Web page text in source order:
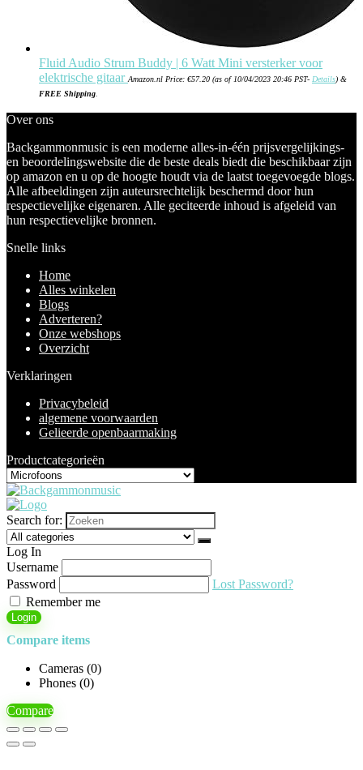
Fluid Audio Strum Buddy | 6 Watt Mini versterker voor
elektrische gitaar Amazon.nl Price: €57.20 (as of 10/04/2023 20:46 PST- Details) &
FREE Shipping
Over ons
Backgammonmusic is een moderne alles-in-één prijsvergelijkings-
en beoordelingswebsite die de beste deals biedt die beschikbaar zijn
op amazon en u op de hoogte houdt via de laatst toegevoegde blogs.
Alle afbeeldingen zijn auteursrechtelijk beschermd door hun
respectievelijke eigenaren. Alle geciteerde inhoud is afgeleid van
hun respectievelijke bronnen.
Snelle links
Home
Alles winkelen
Blogs
Adverteren?
Onze webshops
Overzicht
Verklaringen
Privacybeleid
algemene voorwaarden
Gelieerde openbaarmaking
Productcategorieën
Search for:
Log In
Username
Password
Lost Password?
Remember me
Login
Compare items
Cameras (0)
Phones (0)
Compare